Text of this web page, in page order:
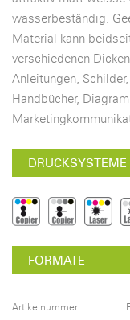
wasserbeständig.
Material kann
verschiedenen
Anleitungen,
Handbücher,
DRUCKSYSTEME
FORMATE
Artikelnummer